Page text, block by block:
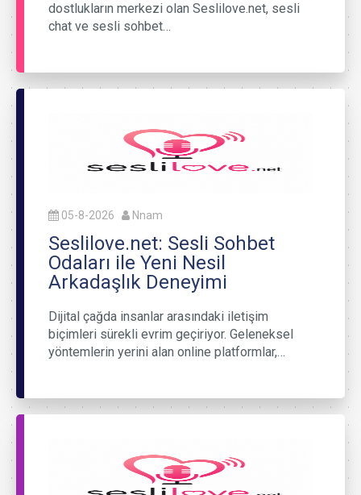
dostlukların merkezi olan Seslilove.net, sesli
chat ve sesli sohbet…
05-8-2026 Nnam
Seslilove.net: Sesli Sohbet
Odaları ile Yeni Nesil
Arkadaşlık Deneyimi
Dijital çağda insanlar arasındaki iletişim
biçimleri sürekli evrim geçiriyor. Geleneksel
yöntemlerin yerini alan online platformlar,…